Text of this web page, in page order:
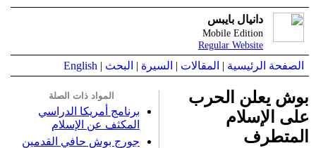
دانيال بايبس
Mobile Edition
Regular Website
الصفحة الرئيسية | المقالات | السيرة | البحث |
English
المواد ذات الصلة
برنامج أمريكا الدراسي
المكثف عن الإسلام
جورج بوش حافي القدمين
بوش يعلن الحرب
على الإسلام
المتطرف